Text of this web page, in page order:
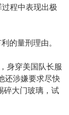
程中表现出极
的量刑理由。
身穿美国队长服
还涉嫌要求尽快
碎大门玻璃，试